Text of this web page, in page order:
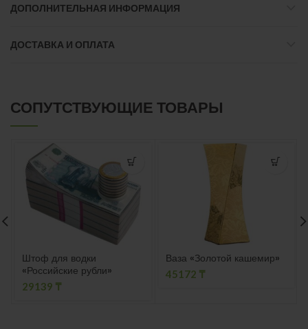
ДОПОЛНИТЕЛЬНАЯ ИНФОРМАЦИЯ
ДОСТАВКА И ОПЛАТА
СОПУТСТВУЮЩИЕ ТОВАРЫ
Штоф для водки
«Российские рубли»
29139 ₸
Ваза «Золотой кашемир»
45172 ₸